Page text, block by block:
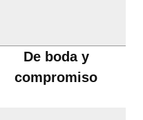
De boda y
compromiso